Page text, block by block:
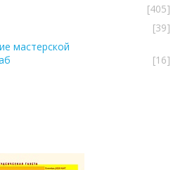
[405]
[39]
мастерской
[16]